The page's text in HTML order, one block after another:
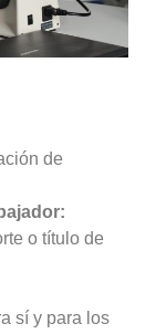
de
o título de
sí y para los